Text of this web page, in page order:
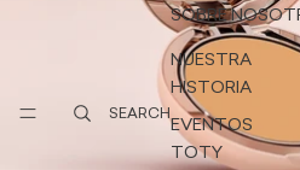
SEARCH
SOBRE
NUESTRA
HISTORIA
EVENTOS
TOTY